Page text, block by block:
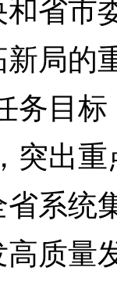
局的
务目
突出
系统
质量